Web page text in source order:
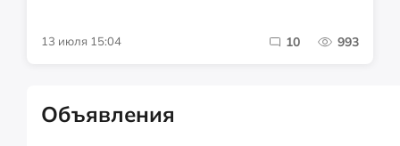
13 июля 15:04 10 993
Объявления